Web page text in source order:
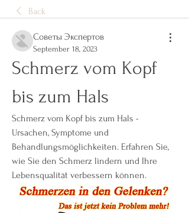
Back
Советы Экспертов
September 18, 2023
Schmerz vom Kopf
bis zum Hals
Schmerz vom Kopf bis zum Hals -
Ursachen, Symptome und
Behandlungsmöglichkeiten. Erfahren Sie,
wie Sie den Schmerz lindern und Ihre
Lebensqualität verbessern können.